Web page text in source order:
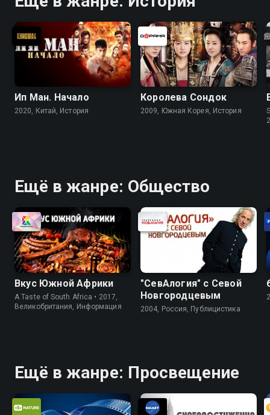
Ип Ман. Начало
2020, Китай, История
Королева Сондок
2009, Южная Корея, История
Ещё в жанре: Общество
Вкус Южной Африки
A Taste of South Africa • 2017,
Великобритания, Информация
"СевАлогия" с Севой
Новгородцевым
2004, Россия, Публицистика
Ещё в жанре: Просвещение